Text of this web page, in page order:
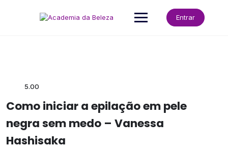
Entrar
5.00
Como iniciar a epilação em pele
negra sem medo – Vanessa
Hashisaka